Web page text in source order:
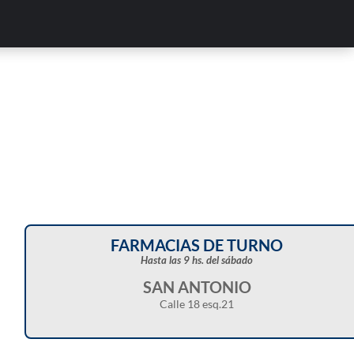
FARMACIAS DE TURNO
Hasta las 9 hs. del sábado
SAN ANTONIO
Calle 18 esq.21